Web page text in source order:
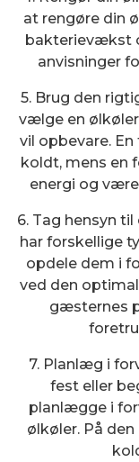
at rengøre din
bakterievækst
anvisninger
5. Brug den
vælge en
vil opbevare.
koldt, mens en
energi og
6. Tag hensyn
har forskellige
opdele dem i
ved den
gæsternes
7. Planlæg i
fest eller
planlægge i
ølkøler. På